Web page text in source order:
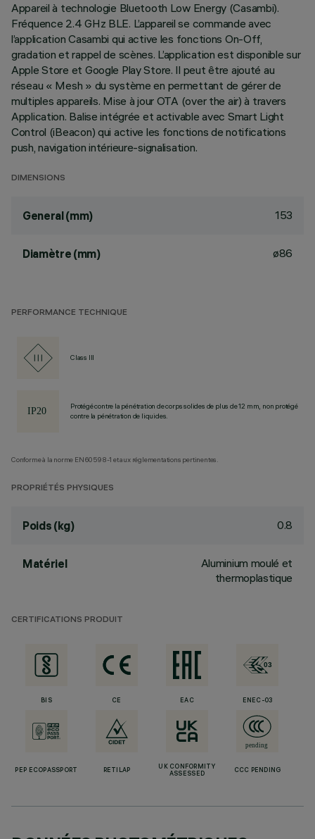
Appareil à technologie Bluetooth Low Energy (Casambi).
Fréquence 2.4 GHz BLE. L’appareil se commande avec
l’application Casambi qui active les fonctions On-Off,
gradation et rappel de scènes. L’application est disponible sur
Apple Store et Google Play Store. Il peut être ajouté au
réseau « Mesh » du système en permettant de gérer de
multiples appareils. Mise à jour OTA (over the air) à travers
Application. Balise intégrée et activable avec Smart Light
Control (iBeacon) qui active les fonctions de notifications
push, navigation intérieure-signalisation.
DIMENSIONS
General (mm) 153
Diamètre (mm) ø86
PERFORMANCE TECHNIQUE
Class III
Protégé contre la pénétration de corps solides de plus de 12 mm, non protégé
contre la pénétration de liquides.
Conforme à la norme EN60598-1 et aux réglementations pertinentes.
PROPRIÉTÉS PHYSIQUES
Poids (kg) 0.8
Matériel
Aluminium moulé et
thermoplastique
CERTIFICATIONS PRODUIT
BIS CE EAC ENEC-03
PEP ECOPASSPORT RETILAP
UK CONFORMITY
ASSESSED
CCC PENDING